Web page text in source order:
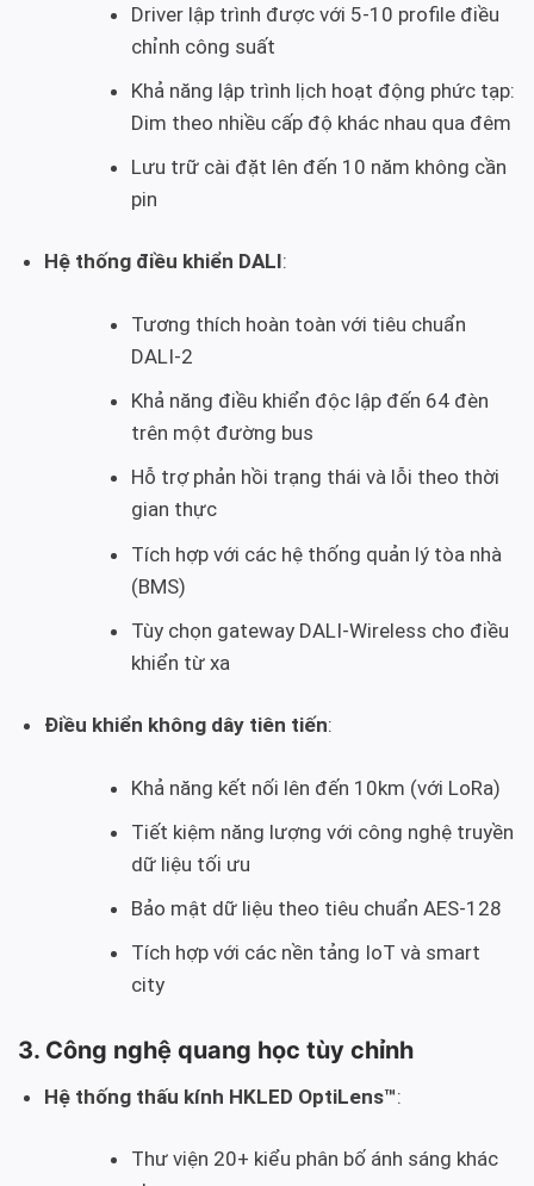
Driver lập trình được với 5-10 profile điều
chỉnh công suất
Khả năng lập trình lịch hoạt động phức tạp:
Dim theo nhiều cấp độ khác nhau qua đêm
Lưu trữ cài đặt lên đến 10 năm không cần
pin
Hệ thống điều khiển DALI:
Tương thích hoàn toàn với tiêu chuẩn
DALI-2
Khả năng điều khiển độc lập đến 64 đèn
trên một đường bus
Hỗ trợ phản hồi trạng thái và lỗi theo thời
gian thực
Tích hợp với các hệ thống quản lý tòa nhà
(BMS)
Tùy chọn gateway DALI-Wireless cho điều
khiển từ xa
Điều khiển không dây tiên tiến:
Khả năng kết nối lên đến 10km (với LoRa)
Tiết kiệm năng lượng với công nghệ truyền
dữ liệu tối ưu
Bảo mật dữ liệu theo tiêu chuẩn AES-128
Tích hợp với các nền tảng IoT và smart
city
3. Công nghệ quang học tùy chỉnh
Hệ thống thấu kính HKLED OptiLens™:
Thư viện 20+ kiểu phân bố ánh sáng khác